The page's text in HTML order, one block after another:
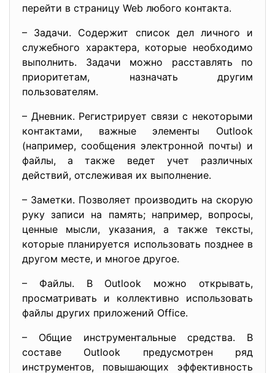
перейти в страницу Web любого контакта.
– Задачи. Содержит список дел личного и
служебного характера, которые необходимо
выполнить. Задачи можно расставлять по
приоритетам, назначать другим
пользователям.
– Дневник. Регистрирует связи с некоторыми
контактами, важные элементы Outlook
(например, сообщения электронной почты) и
файлы, а также ведет учет различных
действий, отслеживая их выполнение.
– Заметки. Позволяет производить на скорую
руку записи на память; например, вопросы,
ценные мысли, указания, а также тексты,
которые планируется использовать позднее в
другом месте, и многое другое.
– Файлы. В Outlook можно открывать,
просматривать и коллективно использовать
файлы других приложений Office.
– Общие инструментальные средства. В
составе Outlook предусмотрен ряд
инструментов, повышающих эффективность